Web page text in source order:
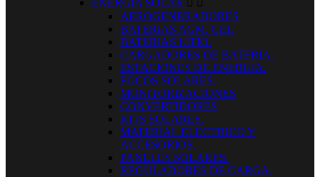
ENERGIA SOLAR  
AEROGENERADORES
BATERIAS AGM, GEL
BATERIAS LITIO.
CARGADORES DE BATERIA.
ESTACIONES DE ENERGIA.
FOCOS SOLARES.
MONITORIZACIONES
CONVERTIDORES
KITS SOLARES.
MATERIAL ELECTRICO Y
ACCESORIOS.
PANELES SOLARES.
REGULADORES DE CARGA.